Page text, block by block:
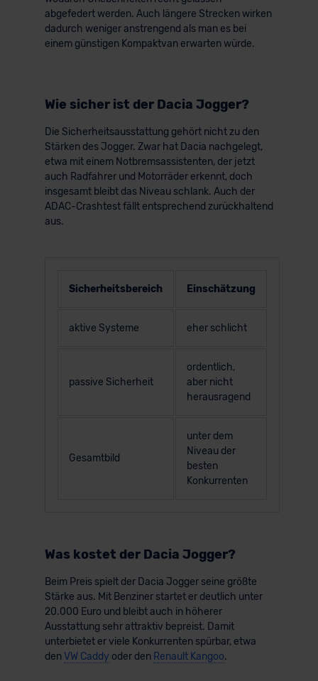
der EU erfolgt, erfolgt dies ausschließlich auf der
Grundlage eines Angemessenheitsbeschlusses der EU-
Kommission (Art. 45 Abs. 1 DSGVO), von
erteilen. Nähere Informationen zu den bestehenden
unserem Datenschutzbeauftragten unter
datenschutz@meinauto.de anfordern.
Datenschutzerklärung |Impressum
abgefedert werden. Auch längere Strecken wirken
dadurch weniger anstrengend als man es bei
einem günstigen Kompaktvan erwarten würde.
Wie sicher ist der Dacia Jogger?
Die Sicherheitsausstattung gehört nicht zu den
Stärken des Jogger. Zwar hat Dacia nachgelegt,
etwa mit einem Notbremsassistenten, der jetzt
auch Radfahrer und Motorräder erkennt, doch
insgesamt bleibt das Niveau schlank. Auch der
ADAC-Crashtest fällt entsprechend zurückhaltend
aus.
Sicherheitsbereich Einschätzung
aktive Systeme eher schlicht
passive Sicherheit
ordentlich,
aber nicht
herausragend
Gesamtbild
unter dem
Niveau der
besten
Konkurrenten
Was kostet der Dacia Jogger?
Beim Preis spielt der Dacia Jogger seine größte
Stärke aus. Mit Benziner startet er deutlich unter
20.000 Euro und bleibt auch in höherer
Ausstattung sehr attraktiv bepreist. Damit
unterbietet er viele Konkurrenten spürbar, etwa
denVW Caddy oder den Renault Kangoo.